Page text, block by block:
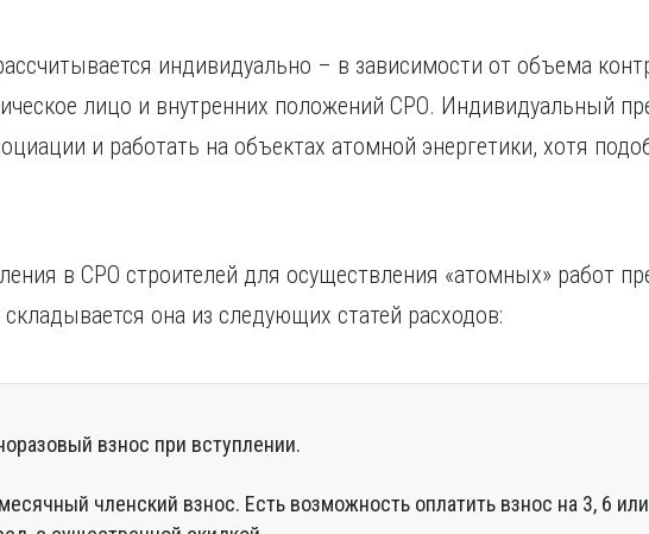
индивидуально – в зависимости от объема
лицо и внутренних положений СРО. Индивидуальный
и работать на объектах атомной энергетики, хотя
в СРО строителей для осуществления «атомных» работ
она из следующих статей расходов:
взнос при вступлении.
членский взнос. Есть возможность оплатить взнос на 3, 6